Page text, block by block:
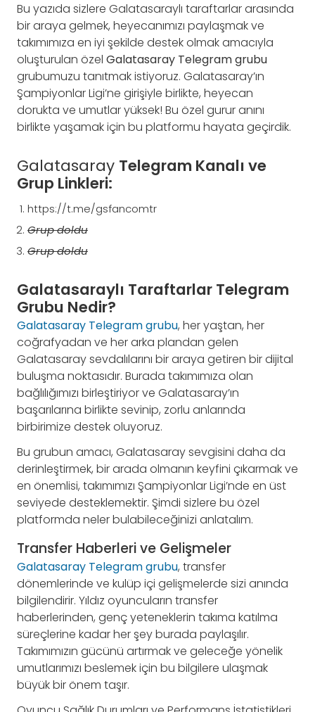
Bu yazıda sizlere Galatasaraylı taraftarlar arasında
bir araya gelmek, heyecanımızı paylaşmak ve
takımımıza en iyi şekilde destek olmak amacıyla
oluşturulan özel Galatasaray Telegram grubu
grubumuzu tanıtmak istiyoruz. Galatasaray’ın
Şampiyonlar Ligi’ne girişiyle birlikte, heyecan
dorukta ve umutlar yüksek! Bu özel gurur anını
birlikte yaşamak için bu platformu hayata geçirdik.
Galatasaray Telegram Kanalı ve
Grup Linkleri:
https://t.me/gsfancomtr
Grup doldu
Grup doldu
Galatasaraylı Taraftarlar Telegram
Grubu Nedir?
Galatasaray Telegram grubu, her yaştan, her
coğrafyadan ve her arka plandan gelen
Galatasaray sevdalılarını bir araya getiren bir dijital
buluşma noktasıdır. Burada takımımıza olan
bağlılığımızı birleştiriyor ve Galatasaray’ın
başarılarına birlikte sevinip, zorlu anlarında
birbirimize destek oluyoruz.
Bu grubun amacı, Galatasaray sevgisini daha da
derinleştirmek, bir arada olmanın keyfini çıkarmak ve
en önemlisi, takımımızı Şampiyonlar Ligi’nde en üst
seviyede desteklemektir. Şimdi sizlere bu özel
platformda neler bulabileceğinizi anlatalım.
Transfer Haberleri ve Gelişmeler
Galatasaray Telegram grubu, transfer
dönemlerinde ve kulüp içi gelişmelerde sizi anında
bilgilendirir. Yıldız oyuncuların transfer
haberlerinden, genç yeteneklerin takıma katılma
süreçlerine kadar her şey burada paylaşılır.
Takımımızın gücünü artırmak ve geleceğe yönelik
umutlarımızı beslemek için bu bilgilere ulaşmak
büyük bir önem taşır.